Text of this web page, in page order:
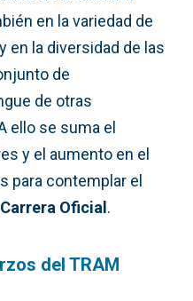
en la variedad de
en la diversidad de las
de
de otras
ello se suma el
y el aumento en el
para contemplar el
Carrera Oficial .
del TRAM